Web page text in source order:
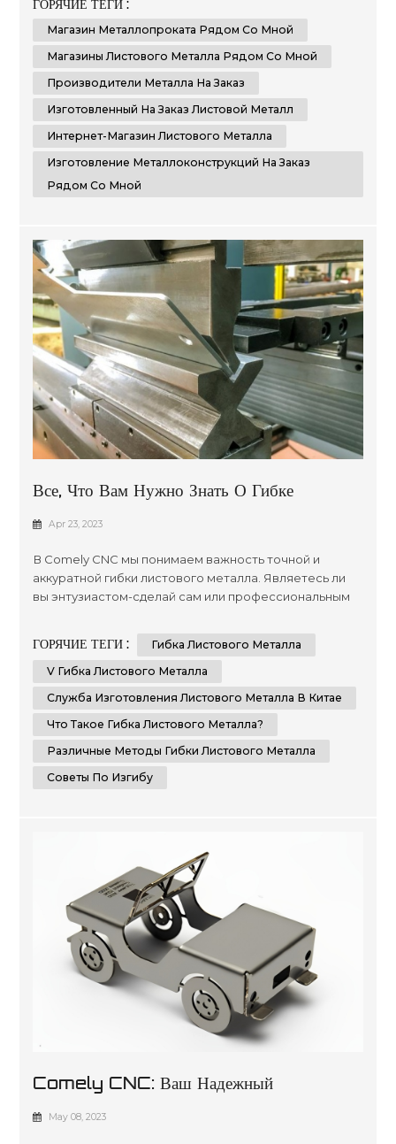
предпочтениям. В этом эссе мы сравним и
сопоставим преимущества выбора местного
магазина листового металла по сравнению с
того,...
ГОРЯЧИЕ ТЕГИ :
Магазин Металлопроката Рядом Со Мной
Магазины Листового Металла Рядом Со Мной
Производители Металла На Заказ
Изготовленный На Заказ Листовой Металл
Интернет-Магазин Листового Металла
Изготовление Металлоконструкций На Заказ
Рядом Со Мной
Все, Что Вам Нужно Знать О Гибке
Листового Металла
Apr 23, 2023
В Comely CNC мы понимаем важность точной и
аккуратной гибки листового металла. Являетесь ли
вы энтузиастом-сделай сам или профессиональным
безупречного результата. В этом всеобъемлющем
руководстве мы предоставим вам пошаговые
инструкции и важные советы о том, как точно и
аккуратно согнуть листовой металл. Что такое ...
ГОРЯЧИЕ ТЕГИ :
Гибка Листового Металла
V Гибка Листового Металла
Служба Изготовления Листового Металла В Китае
Что Такое Гибка Листового Металла?
Различные Методы Гибки Листового Металла
Советы По Изгибу
Comely CNC: Ваш Надежный
Производитель Мелких Металлических
May 08, 2023